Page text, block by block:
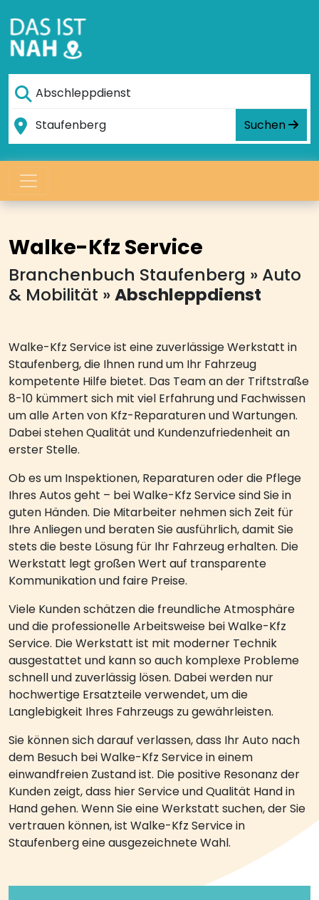
Suchen
Walke-Kfz Service
Branchenbuch Staufenberg » Auto
& Mobilität »Abschleppdienst
Walke-Kfz Service ist eine zuverlässige Werkstatt in
Staufenberg, die Ihnen rund um Ihr Fahrzeug
kompetente Hilfe bietet. Das Team an der Triftstraße
8-10 kümmert sich mit viel Erfahrung und Fachwissen
um alle Arten von Kfz-Reparaturen und Wartungen.
Dabei stehen Qualität und Kundenzufriedenheit an
erster Stelle.
Ob es um Inspektionen, Reparaturen oder die Pflege
Ihres Autos geht – bei Walke-Kfz Service sind Sie in
guten Händen. Die Mitarbeiter nehmen sich Zeit für
Ihre Anliegen und beraten Sie ausführlich, damit Sie
stets die beste Lösung für Ihr Fahrzeug erhalten. Die
Werkstatt legt großen Wert auf transparente
Kommunikation und faire Preise.
Viele Kunden schätzen die freundliche Atmosphäre
und die professionelle Arbeitsweise bei Walke-Kfz
Service. Die Werkstatt ist mit moderner Technik
ausgestattet und kann so auch komplexe Probleme
schnell und zuverlässig lösen. Dabei werden nur
hochwertige Ersatzteile verwendet, um die
Langlebigkeit Ihres Fahrzeugs zu gewährleisten.
Sie können sich darauf verlassen, dass Ihr Auto nach
dem Besuch bei Walke-Kfz Service in einem
einwandfreien Zustand ist. Die positive Resonanz der
Kunden zeigt, dass hier Service und Qualität Hand in
Hand gehen. Wenn Sie eine Werkstatt suchen, der Sie
vertrauen können, ist Walke-Kfz Service in
Staufenberg eine ausgezeichnete Wahl.